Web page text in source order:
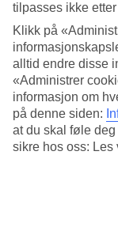
1. Riu
Et eksklusivt All
svever mellom
en klippe mellom
tilpasses ikke
Klikk på
alltid endre disse
«Administrer
informasjon om
på denne siden:
at du skal føle
sikre hos oss: Les